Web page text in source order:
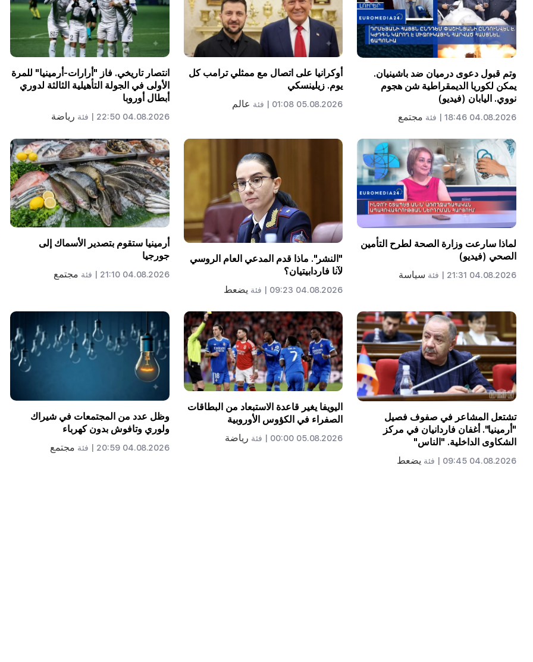
وتم قبول دعوى درميان ضد باشينيان.
يمكن لكوريا الديمقراطية شن هجوم
نووي. اليابان (فيديو)
04.08.2026 18:46 | فئة مجتمع
أوكرانيا على اتصال مع ممثلي ترامب كل
يوم. زيلينسكي
05.08.2026 01:08 | فئة عالم
انتصار تاريخي. فاز "أرارات-أرمينيا" للمرة
الأولى في الجولة التأهيلية الثالثة لدوري
أبطال أوروبا
04.08.2026 22:50 | فئة رياضة
لماذا سارعت وزارة الصحة لطرح التأمين
الصحي (فيديو)
04.08.2026 21:31 | فئة سياسة
"النشر". ماذا قدم المدعي العام الروسي
لآنا فاردابيتيان؟
04.08.2026 09:23 | فئة يضعط
أرمينيا ستقوم بتصدير الأسماك إلى
جورجيا
04.08.2026 21:10 | فئة مجتمع
تشتعل المشاعر في صفوف فصيل
"أرمينيا". أغفان فاردانيان في مركز
الشكاوى الداخلية. "الناس"
04.08.2026 09:45 | فئة يضعط
اليويفا يغير قاعدة الاستبعاد من البطاقات
الصفراء في الكؤوس الأوروبية
05.08.2026 00:00 | فئة رياضة
وظل عدد من المجتمعات في شيراك
ولوري وتافوش بدون كهرباء
04.08.2026 20:59 | فئة مجتمع